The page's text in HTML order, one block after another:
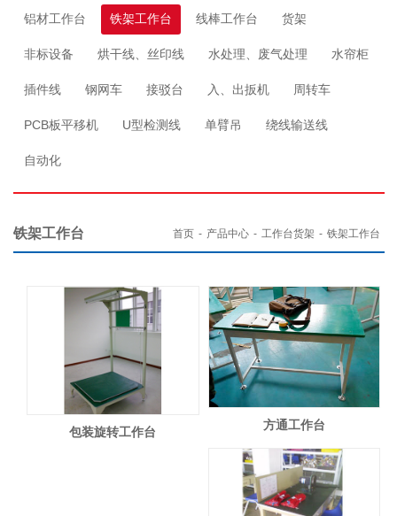
铝材工作台 铁架工作台 线棒工作台 货架
非标设备 烘干线、丝印线 水处理、废气处理 水帘柜
插件线 钢网车 接驳台 入、出扳机 周转车
PCB板平移机 U型检测线 单臂吊 绕线输送线
自动化
首页 - 产品中心 - 工作台货架 - 铁架工作台
铁架工作台
包装旋转工作台
方通工作台